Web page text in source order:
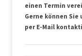
einen Termin
Gerne können
per E-Mail